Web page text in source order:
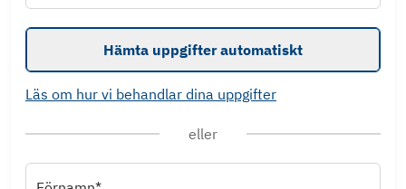
Hämta uppgifter automatiskt
Läs om hur vi behandlar dina uppgifter
eller